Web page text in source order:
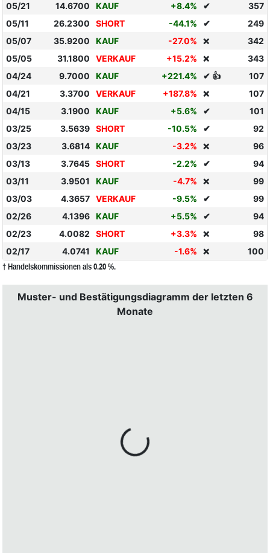
05/21
14.6700 KAUF +8.4% ✔
357
05/11
26.2300 SHORT -44.1% ✔
249
05/07
35.9200 KAUF -27.0% ❌
342
05/05
31.1800 VERKAUF +15.2% ❌
343
04/24
9.7000 KAUF +221.4% ✔ 👍
107
04/21
3.3700 VERKAUF +187.8% ❌
107
04/15
3.1900 KAUF +5.6% ✔
101
03/25
3.5639 SHORT -10.5% ✔
92
03/23
3.6814 KAUF -3.2% ❌
96
03/13
3.7645 SHORT -2.2% ✔
94
03/11
3.9501 KAUF -4.7% ❌
99
03/03
4.3657 VERKAUF -9.5% ✔
99
02/26
4.1396 KAUF +5.5% ✔
94
02/23
4.0082 SHORT +3.3% ❌
98
02/17
4.0741 KAUF -1.6% ❌ 100
† Handelskommissionen als 0.20 %.
Muster- und Bestätigungsdiagramm der letzten 6
Monate